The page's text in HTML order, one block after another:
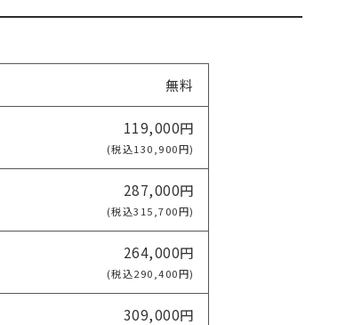
無料
119,000円
(税込130,900円)
287,000円
(税込315,700円)
264,000円
(税込290,400円)
309,000円